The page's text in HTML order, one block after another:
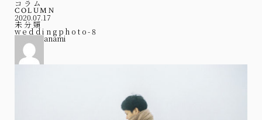
コラム
COLUMN
2020.07.17
未分類
weddingphoto-8
anami